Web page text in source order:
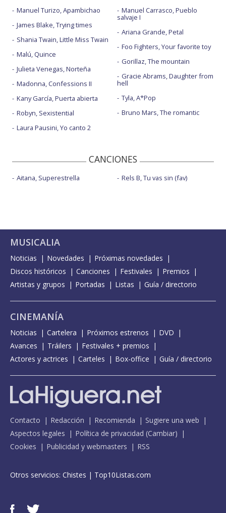
Manuel Turizo, Apambichao
James Blake, Trying times
Shania Twain, Little Miss Twain
Malú, Quince
Julieta Venegas, Norteña
Madonna, Confessions II
Kany García, Puerta abierta
Robyn, Sexistential
Laura Pausini, Yo canto 2
Manuel Carrasco, Pueblo
salvaje I
Ariana Grande, Petal
Foo Fighters, Your favorite toy
Gorillaz, The mountain
Gracie Abrams, Daughter from
hell
Tyla, A*Pop
Bruno Mars, The romantic
CANCIONES
Aitana, Superestrella Rels B, Tu vas sin (fav)
MUSICALIA
Noticias Novedades
Próximas novedades
Discos históricos
Canciones Festivales
Premios
Artistas y grupos
Portadas Listas Guía / directorio
CINEMANÍA
Noticias Cartelera Próximos estrenos
DVD
Avances
Tráilers
Festivales + premios
Actores y actrices
Carteles Box-office Guía / directorio
Contacto Redacción Recomienda
Sugiere una web
Aspectos legales
Política de privacidad (Cambiar)
Cookies
Publicidad y webmasters RSS
Otros servicios: Chistes | Top10Listas.com